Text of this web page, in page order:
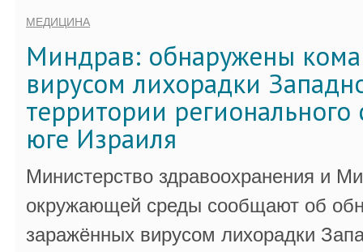
МЕДИЦИНА
Миндрав: обнаружены
вирусом лихорадки
территории регионального
юге Израиля
Министерство здравоохранения и
окружающей среды сообщают об
заражённых вирусом лихорадки